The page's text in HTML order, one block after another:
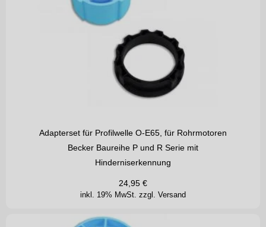
Adapterset für Profilwelle O-E65, für Rohrmotoren
Becker Baureihe P und R Serie mit
Hinderniserkennung
inkl. 19% MwSt. zzgl. Versand
24,95 €